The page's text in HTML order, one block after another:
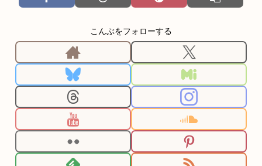
こんぶをフォローする